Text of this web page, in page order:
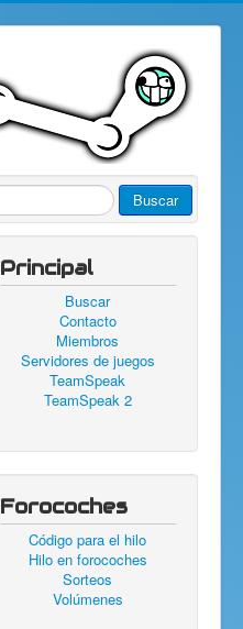
Buscar
Principal
Buscar
Contacto
Miembros
Servidores de juegos
TeamSpeak
TeamSpeak 2
Forocoches
Código para el hilo
Hilo en forocoches
Sorteos
Volúmenes